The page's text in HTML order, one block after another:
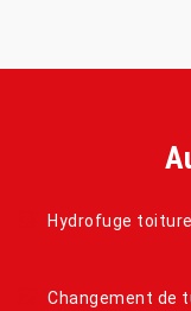
Hydrofuge
Changement de